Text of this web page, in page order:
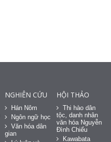
NGHIÊN CỨU
Hán Nôm
Ngôn ngữ học
Văn hóa dân
gian
HỘI THẢO
Thi hào dân
tộc, danh nhân
văn hóa Nguyễn
Đình Chiểu
Kawabata